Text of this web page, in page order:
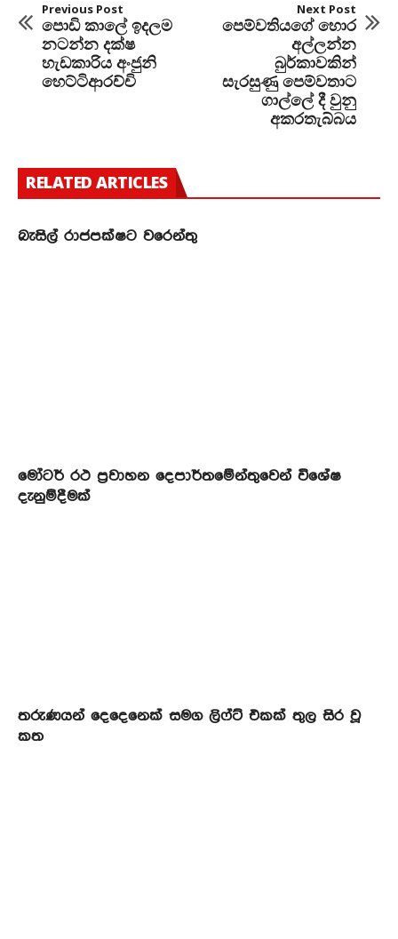
Previous Post
පොඩි කාලේ ඉදලම
නටන්න දක්ෂ
හැඩකාරිය අංජුනි
හෙට්ටිආරච්චි
Next Post
පෙම්වතියගේ හොර
අල්ලන්න
බුර්කාවකින්
සැරසුණු පෙම්වතාට
ගාල්ලේ දී වුනු
අකරතැබ්බය
RELATED ARTICLES
බැසිල් රාජපක්ෂට වරෙන්තු
මෝටර් රථ ප්‍රවාහන දෙපාර්තමේන්තුවෙන් විශේෂ
දැනුම්දීමක්
තරුණයන් දෙදෙනෙක් සමග ලිෆ්ට් එකක් තුල සිර වූ
කත